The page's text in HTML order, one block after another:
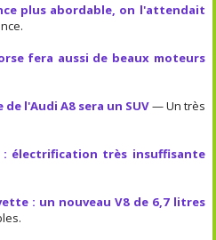
plus abordable, on l'attendait
fera aussi de beaux moteurs
l'Audi A8 sera un SUV— Un très
: électrification très insuffisante
: un nouveau V8 de 6,7 litres